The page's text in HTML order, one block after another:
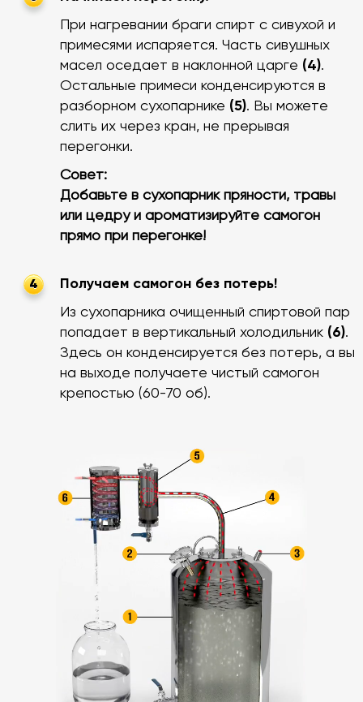
При нагревании браги спирт с сивухой и
примесями испаряется. Часть сивушных
масел оседает в наклонной царге (4).
Остальные примеси конденсируются в
разборном сухопарнике (5). Вы можете
слить их через кран, не прерывая
перегонки.
Совет:
Добавьте в сухопарник пряности, травы
или цедру и ароматизируйте самогон
прямо при перегонке!
4
Получаем самогон без потерь!
Из сухопарника очищенный спиртовой пар
попадает в вертикальный холодильник (6).
Здесь он конденсируется без потерь, а вы
на выходе получаете чистый самогон
крепостью (60-70 об).